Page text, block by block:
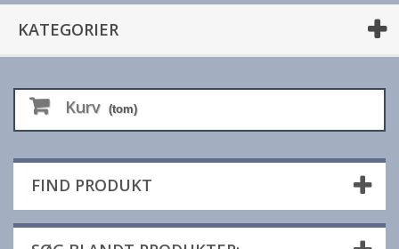
KATEGORIER
Kurv (tom)
FIND PRODUKT